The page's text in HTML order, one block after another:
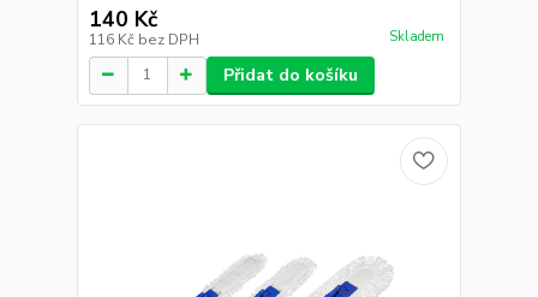
140 Kč
116 Kč bez DPH Skladem
Přidat do košíku